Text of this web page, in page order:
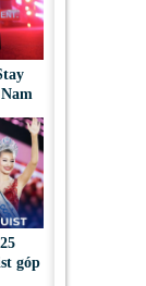
sáng
thời
góp